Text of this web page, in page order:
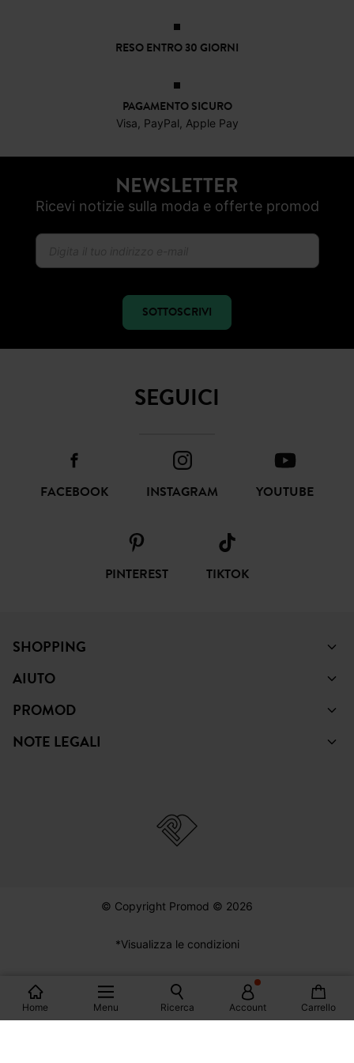
Home Menu Ricerca Account Carrello
PAGAMENTO SICURO
NEWSLETTER
SEGUICI
PROMOD
NOTE LEGALI
© Copyright Promod © 2026